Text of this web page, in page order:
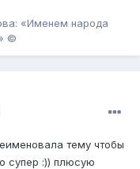
«Именем народа
©
тему чтобы
супер :)) плюсую